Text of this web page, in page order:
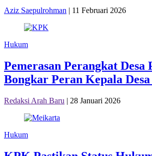
Aziz Saepulrohman | 11 Februari 2026
Hukum
Pemerasan Perangkat Desa
Bongkar Peran Kepala
Redaksi Arah Baru | 28 Januari 2026
Hukum